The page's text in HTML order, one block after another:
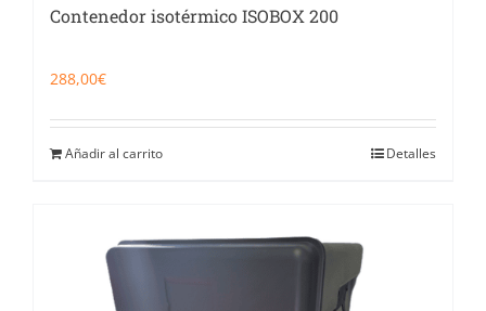
Contenedor isotérmico ISOBOX 200
288,00€
Añadir al carrito Detalles